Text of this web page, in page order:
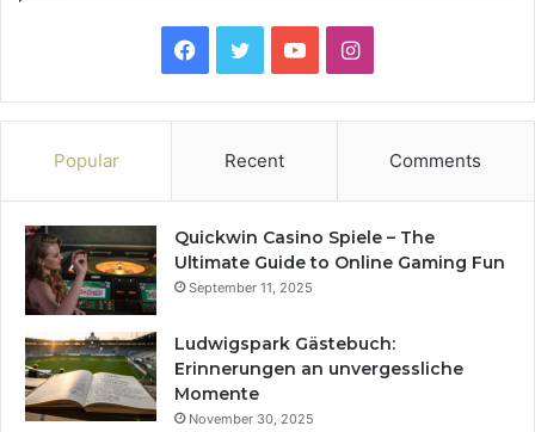
Facebook
TwitterYouTubeInstagram
Popular Recent Comments
Quickwin Casino Spiele – The
Ultimate Guide to Online Gaming Fun
September 11, 2025
Ludwigspark Gästebuch:
Erinnerungen an unvergessliche
Momente
November 30, 2025